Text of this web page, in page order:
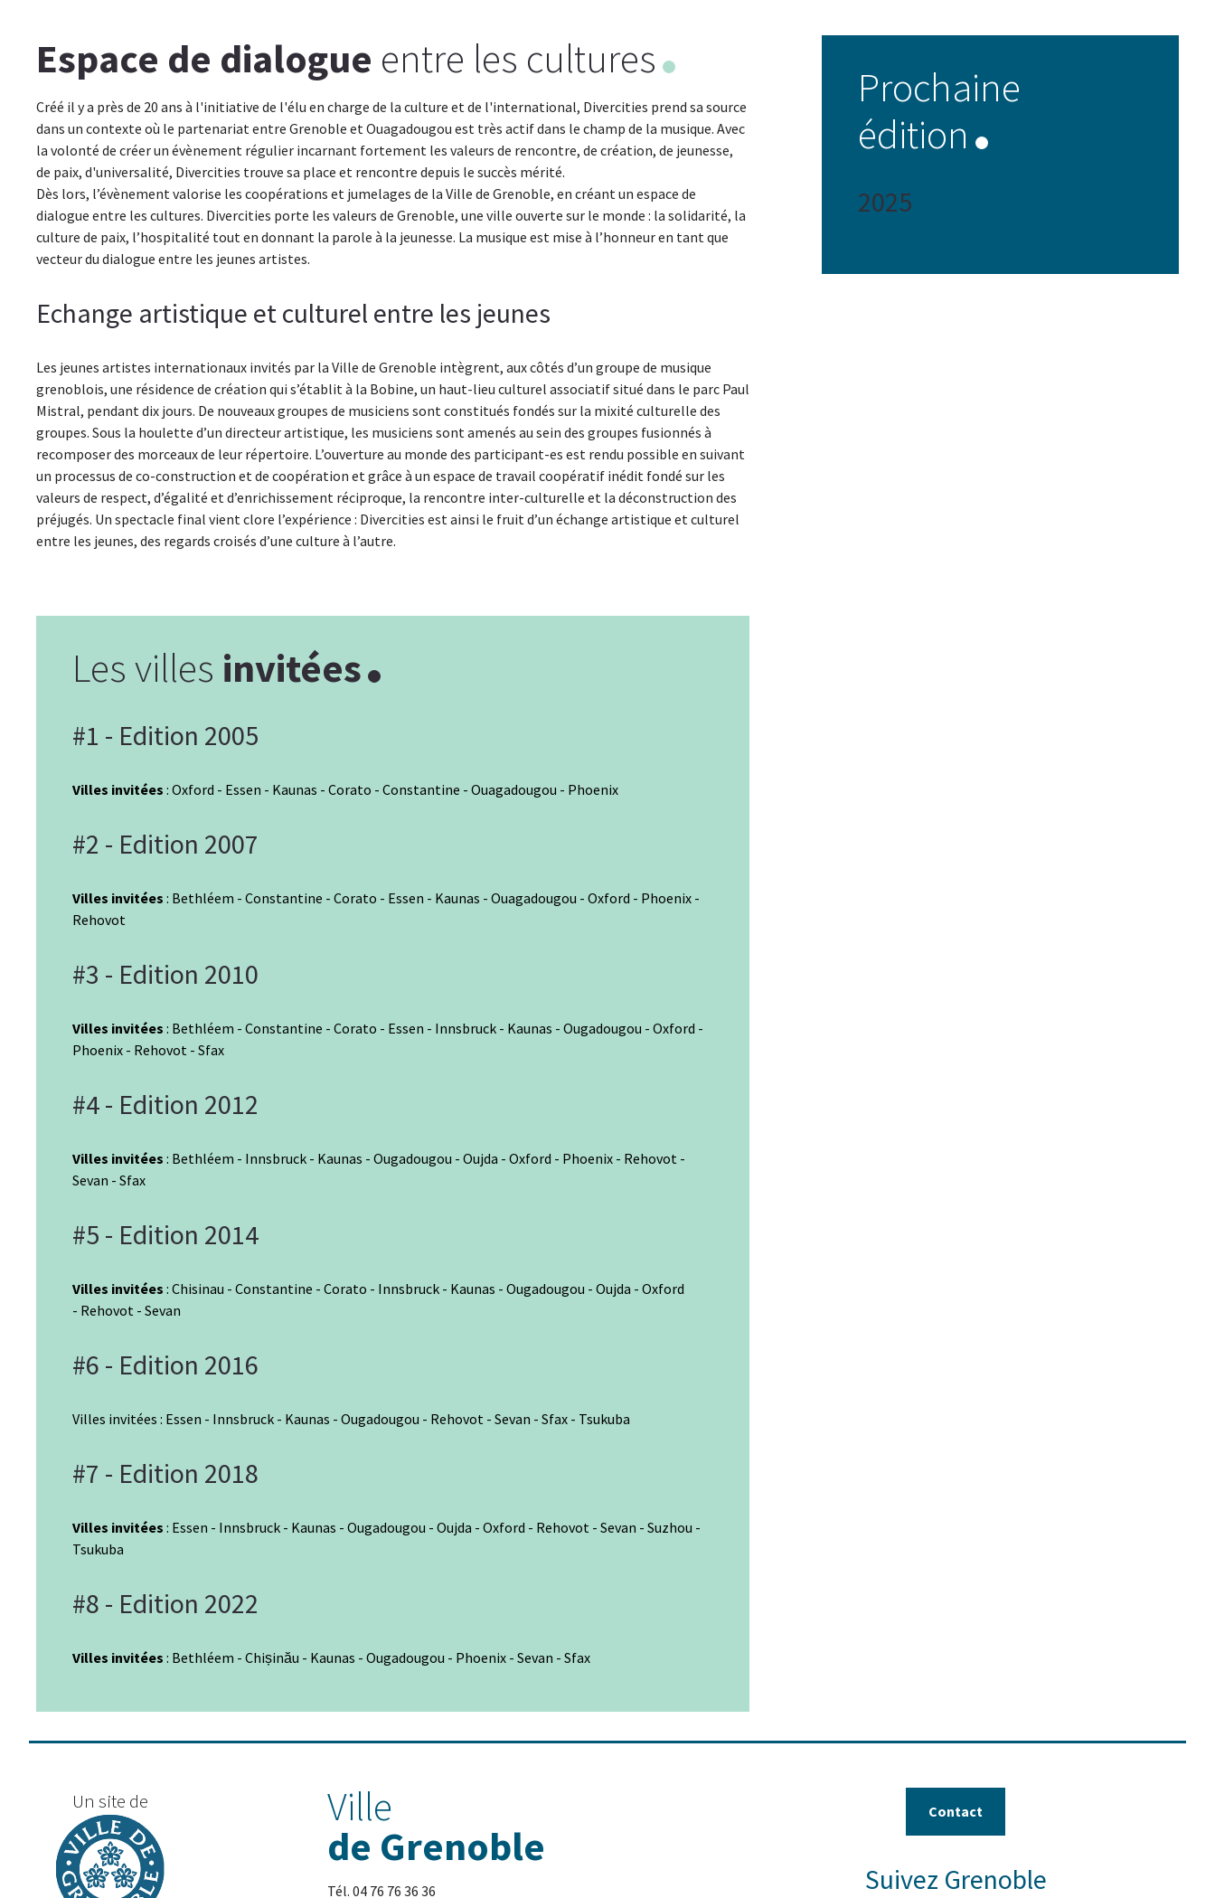
Espace de dialogue entre les cultures
Créé il y a près de 20 ans à l'initiative de l'élu en charge de la culture et de l'international, Divercities prend sa source
dans un contexte où le partenariat entre Grenoble et Ouagadougou est très actif dans le champ de la musique. Avec
la volonté de créer un évènement régulier incarnant fortement les valeurs de rencontre, de création, de jeunesse,
de paix, d'universalité, Divercities trouve sa place et rencontre depuis le succès mérité.
Dès lors, l’évènement valorise les coopérations et jumelages de la Ville de Grenoble, en créant un espace de
dialogue entre les cultures. Divercities porte les valeurs de Grenoble, une ville ouverte sur le monde : la solidarité, la
culture de paix, l’hospitalité tout en donnant la parole à la jeunesse. La musique est mise à l’honneur en tant que
vecteur du dialogue entre les jeunes artistes.
Echange artistique et culturel entre les jeunes
Les jeunes artistes internationaux invités par la Ville de Grenoble intègrent, aux côtés d’un groupe de musique
grenoblois, une résidence de création qui s’établit à la Bobine, un haut-lieu culturel associatif situé dans le parc Paul
Mistral, pendant dix jours. De nouveaux groupes de musiciens sont constitués fondés sur la mixité culturelle des
groupes. Sous la houlette d’un directeur artistique, les musiciens sont amenés au sein des groupes fusionnés à
recomposer des morceaux de leur répertoire. L’ouverture au monde des participant-es est rendu possible en suivant
un processus de co-construction et de coopération et grâce à un espace de travail coopératif inédit fondé sur les
valeurs de respect, d’égalité et d’enrichissement réciproque, la rencontre inter-culturelle et la déconstruction des
préjugés. Un spectacle final vient clore l’expérience : Divercities est ainsi le fruit d’un échange artistique et culturel
entre les jeunes, des regards croisés d’une culture à l’autre.
Les villes invitées
#1 - Edition 2005
Villes invitées : Oxford - Essen - Kaunas - Corato - Constantine - Ouagadougou - Phoenix
#2 - Edition 2007
Villes invitées : Bethléem - Constantine - Corato - Essen - Kaunas - Ouagadougou - Oxford - Phoenix -
Rehovot
#3 - Edition 2010
Villes invitées : Bethléem - Constantine - Corato - Essen - Innsbruck - Kaunas - Ougadougou - Oxford -
Phoenix - Rehovot - Sfax
#4 - Edition 2012
Villes invitées : Bethléem - Innsbruck - Kaunas - Ougadougou - Oujda - Oxford - Phoenix - Rehovot -
Sevan - Sfax
#5 - Edition 2014
Villes invitées : Chisinau - Constantine - Corato - Innsbruck - Kaunas - Ougadougou - Oujda - Oxford
- Rehovot - Sevan
#6 - Edition 2016
Villes invitées : Essen - Innsbruck - Kaunas - Ougadougou - Rehovot - Sevan - Sfax - Tsukuba
#7 - Edition 2018
Villes invitées : Essen - Innsbruck - Kaunas - Ougadougou - Oujda - Oxford - Rehovot - Sevan - Suzhou -
Tsukuba
#8 - Edition 2022
Villes invitées : Bethléem - Chișinău - Kaunas - Ougadougou - Phoenix - Sevan - Sfax
Prochaine
édition
2025
Un site de
Ville
de Grenoble
Tél. 04 76 76 36 36
Contact
Suivez Grenoble